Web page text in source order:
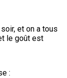
et on a tous
le goût est
: